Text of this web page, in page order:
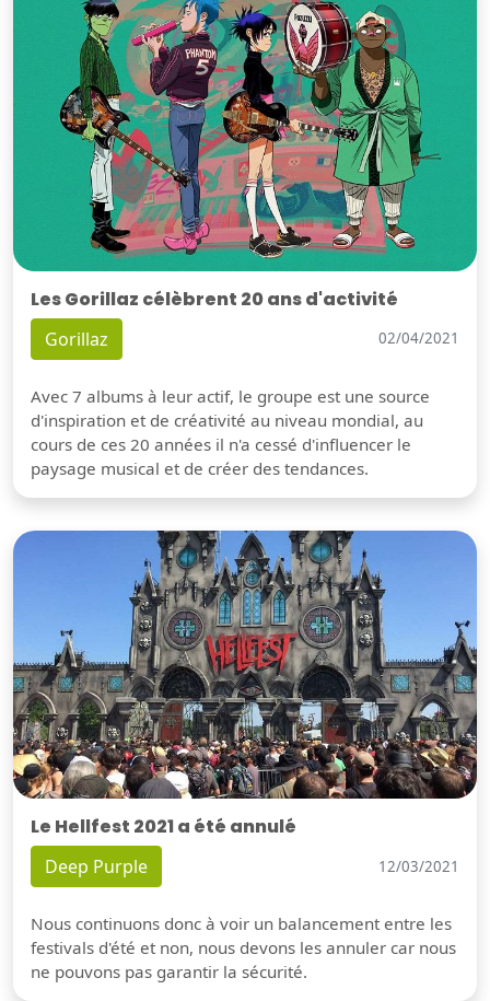
Les Gorillaz célèbrent 20 ans d'activité
Gorillaz 02/04/2021
Avec 7 albums à leur actif, le groupe est une source
d'inspiration et de créativité au niveau mondial, au
cours de ces 20 années il n'a cessé d'influencer le
paysage musical et de créer des tendances.
Le Hellfest 2021 a été annulé
Deep Purple 12/03/2021
Nous continuons donc à voir un balancement entre les
festivals d'été et non, nous devons les annuler car nous
ne pouvons pas garantir la sécurité.